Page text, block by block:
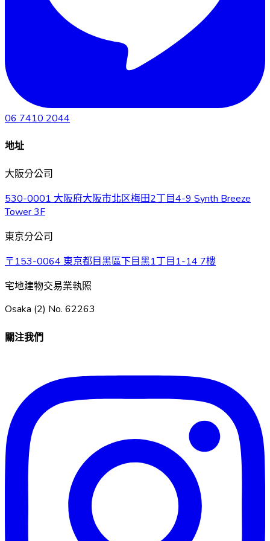
06 7410 2044
地址
大阪分公司
530-0001 大阪府大阪市北区梅田2丁目4-9 Synth Breeze
Tower 3F
東京分公司
〒153-0064 東京都目黑區下目黑1丁目1-14 7樓
宅地建物交易業執照
Osaka (2) No. 62263
關注我們